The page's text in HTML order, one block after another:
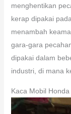
menghentikan
kerap dipakai
menambah
gara-gara
dipakai dalam
industri, di mana
Kaca Mobil